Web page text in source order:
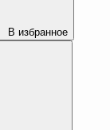
В избранное